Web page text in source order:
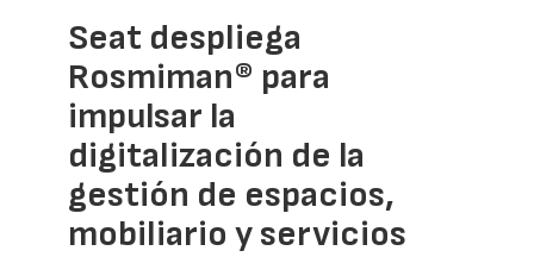
Seat despliega
Rosmiman® para
impulsar la
digitalización de la
gestión de espacios,
mobiliario y servicios